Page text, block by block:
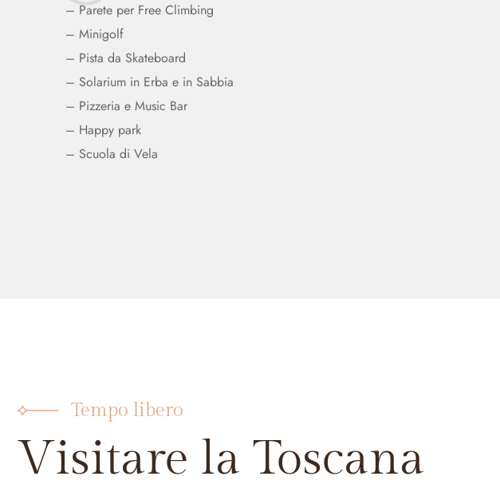
– Parete per Free Climbing
– Minigolf
– Pista da Skateboard
– Solarium in Erba e in Sabbia
– Pizzeria e Music Bar
– Happy park
– Scuola di Vela
Tempo libero
Visitare la Toscana